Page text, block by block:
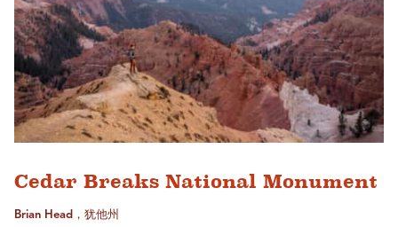
Cedar Breaks National Monument
Brian Head，犹他州